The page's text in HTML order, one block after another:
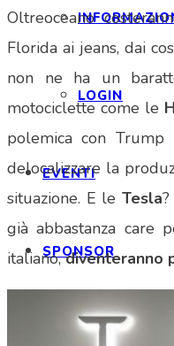
LOGIN
EVENTI
SPONSOR
NEWS
Oltreoceano
Florida ai jeans, dai
non ne ha un
motociclette come le
polemica con
delocalizzare la
situazione. E le Tesla
già abbastanza care
italiano,diventeranno